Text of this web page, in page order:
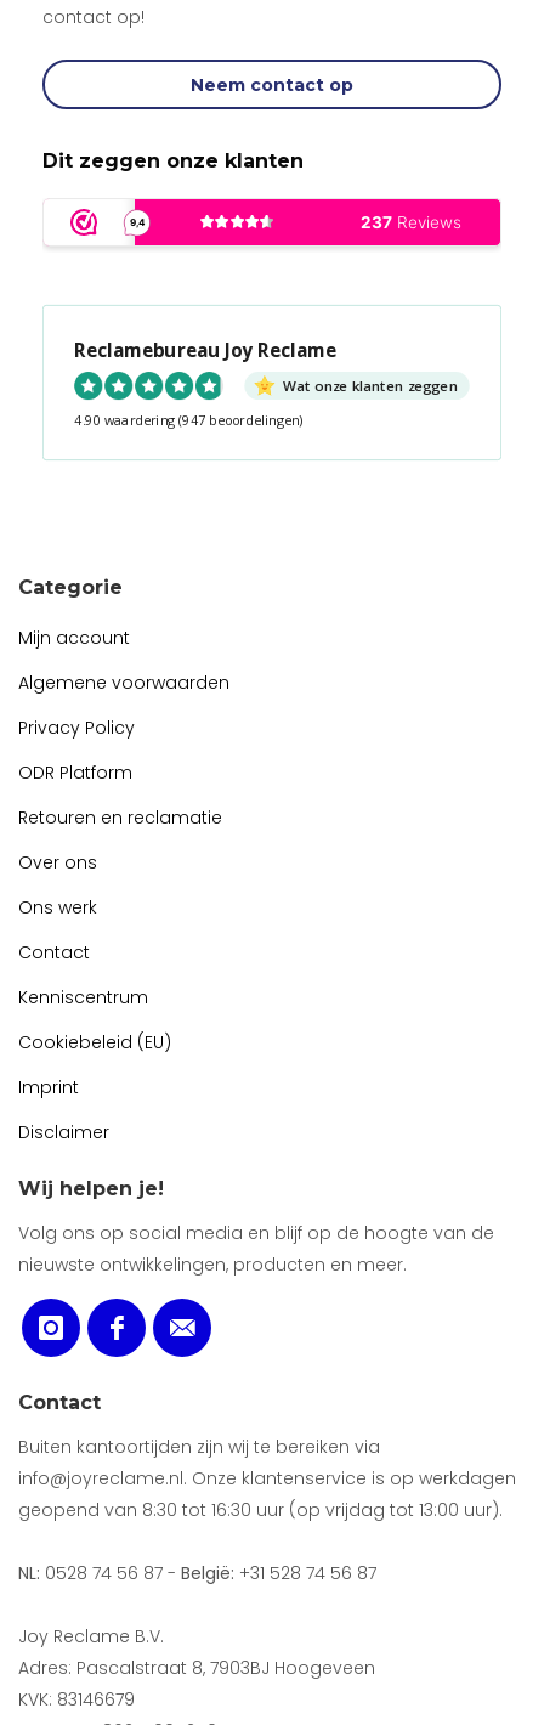
contact op!
Neem contact op
Dit zeggen onze klanten
Reclamebureau Joy Reclame
Wat onze klanten zeggen
4.90 waardering (947 beoordelingen)
Categorie
Mijn account
Algemene voorwaarden
Privacy Policy
ODR Platform
Retouren en reclamatie
Over ons
Ons werk
Contact
Kenniscentrum
Cookiebeleid (EU)
Imprint
Disclaimer
Wij helpen je!
Volg ons op social media en blijf op de hoogte van de
nieuwste ontwikkelingen, producten en meer.
Contact
Buiten kantoortijden zijn wij te bereiken via
info@joyreclame.nl. Onze klantenservice is op werkdagen
geopend van 8:30 tot 16:30 uur (op vrijdag tot 13:00 uur).
NL: 0528 74 56 87 - België: +31 528 74 56 87
Joy Reclame B.V.
Adres: Pascalstraat 8, 7903BJ Hoogeveen
KVK: 83146679